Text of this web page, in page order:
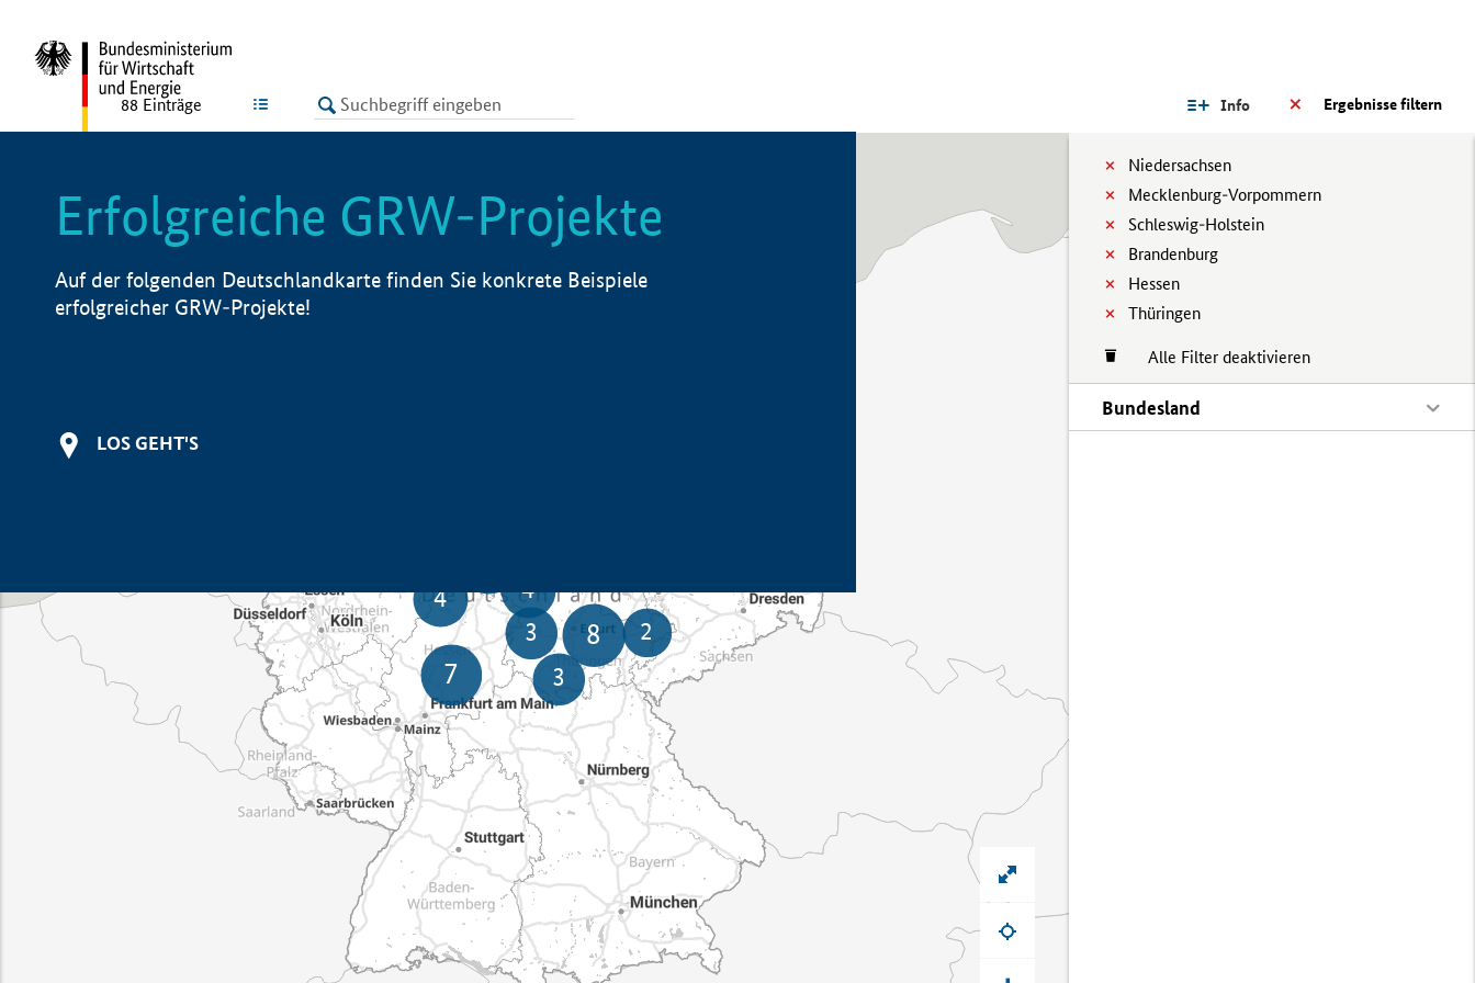
LISTE Ergebnisse filtern
Info
Niedersachsen
Mecklenburg-Vorpommern
Schleswig-Holstein
Brandenburg
Hessen
Thüringen
Alle Filter deaktivieren
Bundesland
88 Einträge
Erfolgreiche GRW-Projekte
Auf der folgenden Deutschlandkarte finden Sie konkrete Beispiele
erfolgreicher GRW-Projekte!
LOS GEHT'S